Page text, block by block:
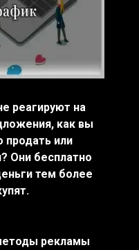
реагируют на
как вы
или
Они бесплатно
тем более
рекламы